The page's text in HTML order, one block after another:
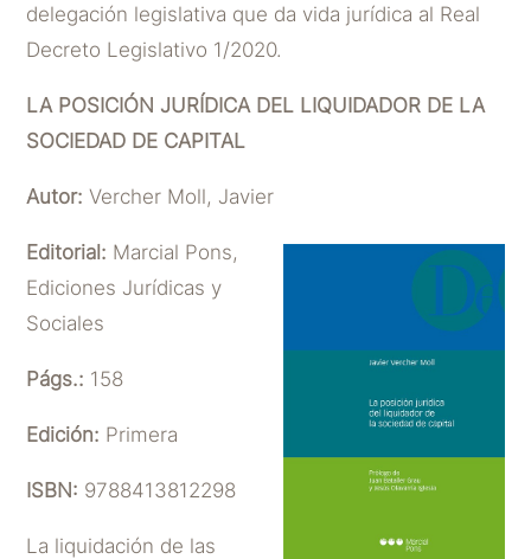
delegación legislativa que da vida jurídica al Real
Decreto Legislativo 1/2020.
LA POSICIÓN JURÍDICA DEL LIQUIDADOR DE LA
SOCIEDAD DE CAPITAL
Autor: Vercher Moll, Javier
Editorial: Marcial Pons,
Ediciones Jurídicas y
Sociales
Págs.: 158
Edición: Primera
ISBN: 9788413812298
La liquidación de las